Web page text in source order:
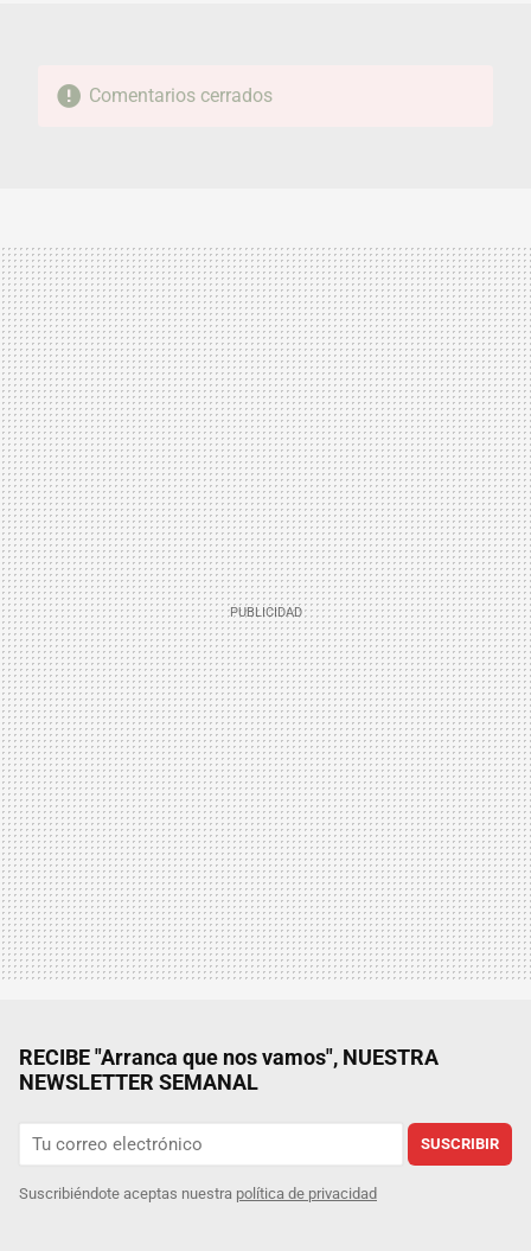
Comentarios cerrados
RECIBE "Arranca que nos vamos", NUESTRA
NEWSLETTER SEMANAL
SUSCRIBIR
Suscribiéndote aceptas nuestra política de privacidad